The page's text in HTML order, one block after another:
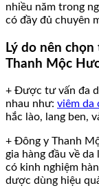
nhiều năm trong
có đầy đủ chuyên
Lý do nên
Thanh Mộc
+ Được tư vấn đa
nhau như: viêm da
hắc lào, lang ben,
+ Đông y Thanh
gia hàng đầu về
có kinh nghiệm
dược dùng hiệu